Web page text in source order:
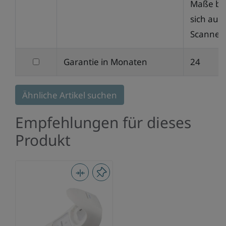
Maße
sich auf
Scanner
filtern
Garantie
in
Monaten
Garantie in Monaten 24
Ähnliche Artikel suchen
Empfehlungen für dieses
Produkt